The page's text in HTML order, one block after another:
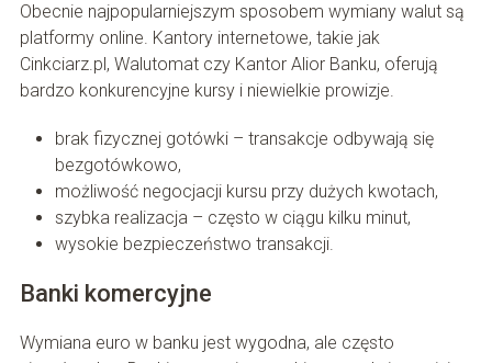
Obecnie najpopularniejszym sposobem wymiany walut są
platformy online. Kantory internetowe, takie jak
Cinkciarz.pl, Walutomat czy Kantor Alior Banku, oferują
bardzo konkurencyjne kursy i niewielkie prowizje.
brak fizycznej gotówki – transakcje odbywają się
bezgotówkowo,
możliwość negocjacji kursu przy dużych kwotach,
szybka realizacja – często w ciągu kilku minut,
wysokie bezpieczeństwo transakcji.
Banki komercyjne
Wymiana euro w banku jest wygodna, ale często